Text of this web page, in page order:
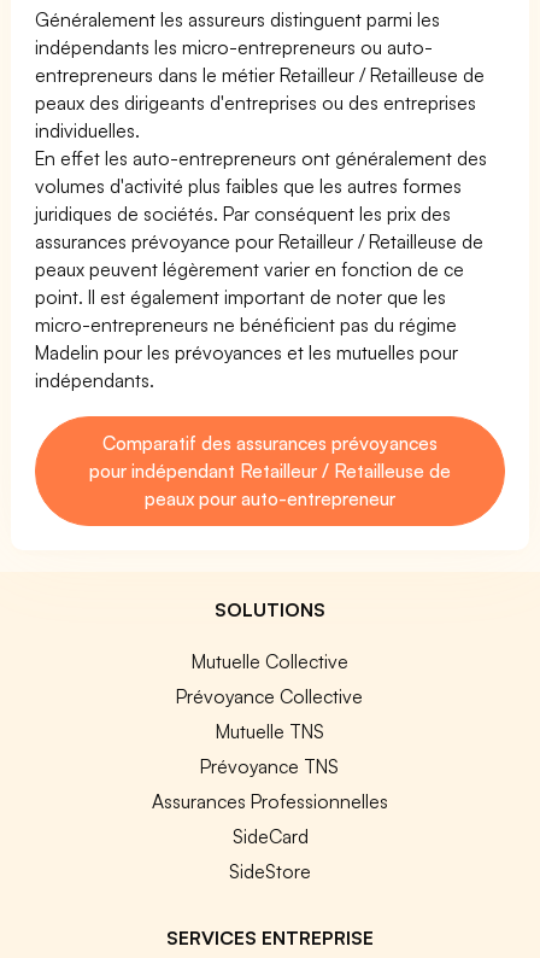
Généralement les assureurs distinguent parmi les
indépendants les micro-entrepreneurs ou auto-
entrepreneurs dans le métier Retailleur / Retailleuse de
peaux des dirigeants d'entreprises ou des entreprises
individuelles.
En effet les auto-entrepreneurs ont généralement des
volumes d'activité plus faibles que les autres formes
juridiques de sociétés. Par conséquent les prix des
assurances prévoyance pour Retailleur / Retailleuse de
peaux peuvent légèrement varier en fonction de ce
point. Il est également important de noter que les
micro-entrepreneurs ne bénéficient pas du régime
Madelin pour les prévoyances et les mutuelles pour
indépendants.
Comparatif des assurances prévoyances
pour indépendant Retailleur / Retailleuse de
peaux pour auto-entrepreneur
SOLUTIONS
Mutuelle Collective
Prévoyance Collective
Mutuelle TNS
Prévoyance TNS
Assurances Professionnelles
SideCard
SideStore
SERVICES ENTREPRISE